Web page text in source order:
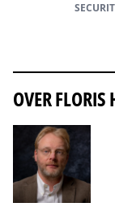
OVER FLORIS